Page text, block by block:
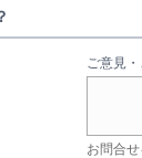
ご意見
お問合